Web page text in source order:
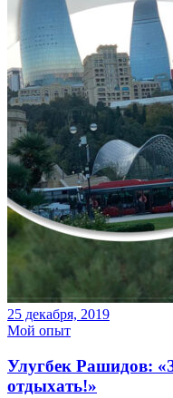
25 декабря, 2019
Мой опыт
Улугбек Рашидов:
отдыхать!»